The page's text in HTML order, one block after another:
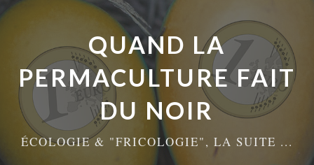
QUAND LA
PERMACULTURE FAIT
DU NOIR
ÉCOLOGIE & "FRICOLOGIE", LA SUITE ...